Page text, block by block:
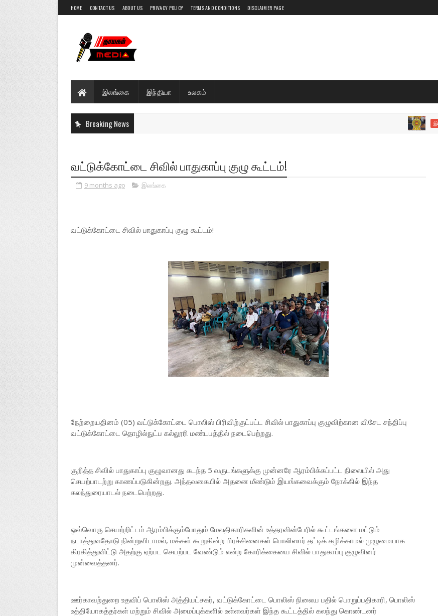
HOME CONTACT US ABOUT US PRIVACY POLICY TERMS AND CONDITIONS DISCLAIMER PAGE
இலங்கை இந்தியா உலகம்
Breaking News இலங்கை
வட்டுக்கோட்டை சிவில் பாதுகாப்பு குழு கூட்டம்!
9 months ago இலங்கை
வட்டுக்கோட்டை சிவில் பாதுகாப்பு குழு கூட்டம்!
நேற்றையதினம் (05) வட்டுக்கோட்டை பொலிஸ் பிரிவிற்குட்பட்ட சிவில் பாதுகாப்பு குழுவிற்கான விசேட சந்திப்பு
வட்டுக்கோட்டை தொழில்நுட்ப கல்லூரி மண்டபத்தில் நடைபெற்றது.
குறித்த சிவில் பாதுகாப்பு குழுவானது கடந்த 5 வருடங்களுக்கு முன்னரே ஆரம்பிக்கப்பட்ட நிலையில் அது
செயற்பாடற்று காணப்படுகின்றது. அந்தவகையில் அதனை மீண்டும் இயங்கவைக்கும் நோக்கில் இந்த
கலந்துரையாடல் நடைபெற்றது.
ஒவ்வொரு செயற்றிட்டம் ஆரம்பிக்கும்போதும் மேலதிகாரிகளின் உத்தரவின்பேரில் கூட்டங்களை மட்டும்
நடாத்துவதோடு நின்றுவிடாமல், மக்கள் கூறுகின்ற பிரச்சினைகள் பொலிஸார் தட்டிக் கழிக்காமல் முழுமையாக
கிரகித்துவிட்டு அதற்கு ஏற்பட செயற்பட வேண்டும் என்ற கோரிக்கையை சிவில் பாதுகாப்பு குழுவினர்
முன்வைத்தனர்.
ஊர்காவற்துறை உதவிப் பொலிஸ் அத்தியட்சகர், வட்டுக்கோட்டை பொலிஸ் நிலைய பதில் பொறுப்பதிகாரி, பொலிஸ்
உத்தியோகத்தர்கள் மற்றும் சிவில் அமைப்புக்களில் உள்ளவர்கள் இந்த கூட்டத்தில் கலந்து கொண்டனர்